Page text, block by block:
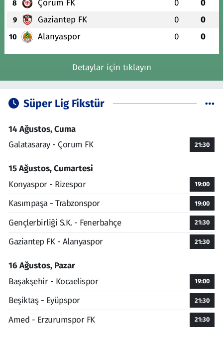
8 Çorum FK 0 0
9 Gaziantep FK 0 0
10 Alanyaspor 0 0
Detaylar için tıklayın
Süper Lig Fikstür
14 Ağustos, Cuma
Galatasaray - Çorum FK
21:30
15 Ağustos, Cumartesi
Konyaspor - Rizespor
19:00
Kasımpaşa - Trabzonspor 19:00
Gençlerbirliği S.K. - Fenerbahçe 21:30
Gaziantep FK - Alanyaspor 21:30
16 Ağustos, Pazar
Başakşehir - Kocaelispor
19:00
Beşiktaş - Eyüpspor 21:30
Amed - Erzurumspor FK 21:30